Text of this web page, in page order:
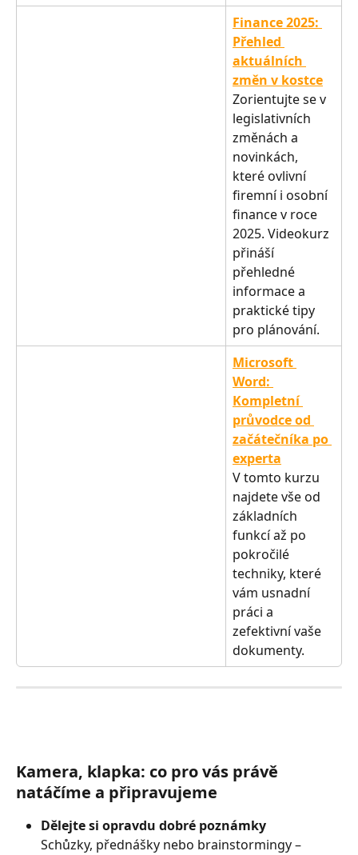
Finance 2025:
Přehled
aktuálních
změn v kostce
Zorientujte se v
legislativních
změnách a
novinkách,
které ovlivní
firemní i osobní
finance v roce
2025. Videokurz
přináší
přehledné
informace a
praktické tipy
pro plánování.
Microsoft
Word:
Kompletní
průvodce od
začátečníka po
experta
V tomto kurzu
najdete vše od
základních
funkcí až po
pokročilé
techniky, které
vám usnadní
práci a
zefektivní vaše
dokumenty.
Kamera, klapka: co pro vás právě
natáčíme a připravujeme
Dělejte si opravdu dobré poznámky
Schůzky, přednášky nebo brainstormingy –